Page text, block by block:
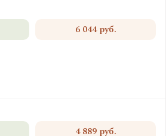
6 044 руб.
4 889 руб.